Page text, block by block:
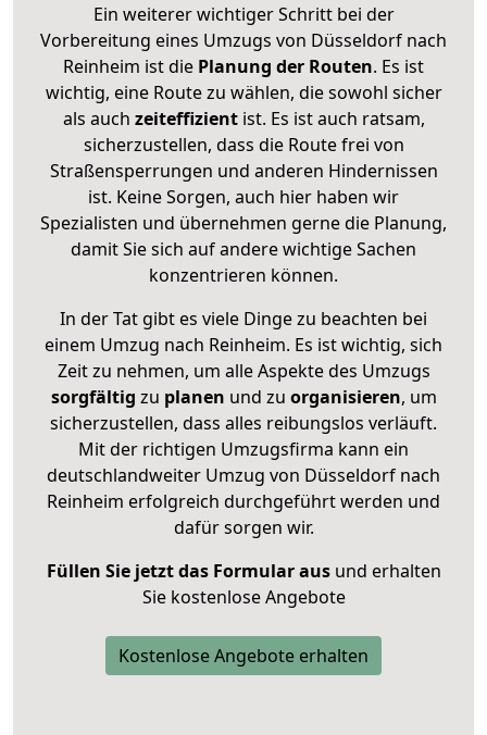
Ein weiterer wichtiger Schritt bei der
Vorbereitung eines Umzugs von Düsseldorf nach
Reinheim ist die Planung der Routen. Es ist
wichtig, eine Route zu wählen, die sowohl sicher
als auch zeiteffizientist. Es ist auch ratsam,
sicherzustellen, dass die Route frei von
Straßensperrungen und anderen Hindernissen
ist. Keine Sorgen, auch hier haben wir
Spezialisten und übernehmen gerne die Planung,
damit Sie sich auf andere wichtige Sachen
konzentrieren können.
In der Tat gibt es viele Dinge zu beachten bei
einem Umzug nach Reinheim. Es ist wichtig, sich
Zeit zu nehmen, um alle Aspekte des Umzugs
sorgfältig zu planen und zu organisieren, um
sicherzustellen, dass alles reibungslos verläuft.
Mit der richtigen Umzugsfirma kann ein
deutschlandweiter Umzug von Düsseldorf nach
Reinheim erfolgreich durchgeführt werden und
dafür sorgen wir.
Füllen Sie jetzt das Formular ausund erhalten
Sie kostenlose Angebote
Kostenlose Angebote erhalten